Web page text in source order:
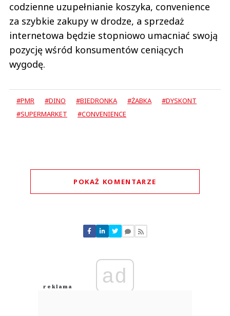
codzienne uzupełnianie koszyka, convenience
za szybkie zakupy w drodze, a sprzedaż
internetowa będzie stopniowo umacniać swoją
pozycję wśród konsumentów ceniących
wygodę.
#PMR #DINO #BIEDRONKA #ŻABKA
#DYSKONT
#SUPERMARKET
#CONVENIENCE
POKAŻ KOMENTARZE
Nie znaleziono komentarzy
Zostaw swoje komentarze
Anuluj
ad